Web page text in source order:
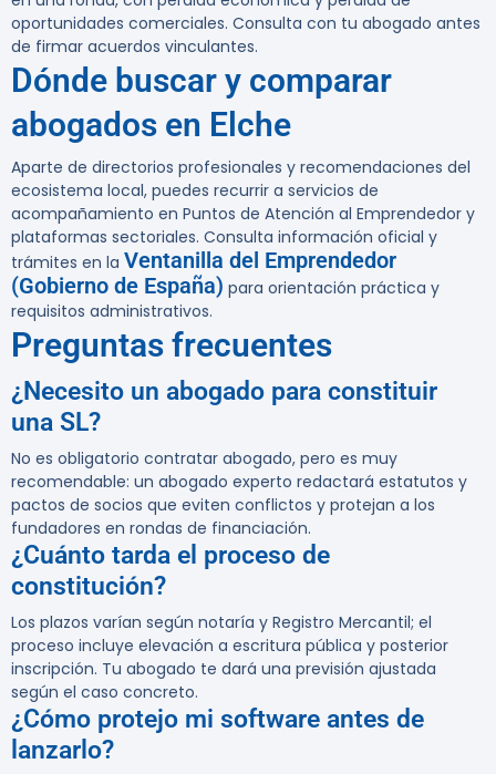
oportunidades comerciales. Consulta con tu abogado antes
de firmar acuerdos vinculantes.
Dónde buscar y comparar
abogados en Elche
Aparte de directorios profesionales y recomendaciones del
ecosistema local, puedes recurrir a servicios de
acompañamiento en Puntos de Atención al Emprendedor y
plataformas sectoriales. Consulta información oficial y
trámites en la Ventanilla del Emprendedor
(Gobierno de España) para orientación práctica y
requisitos administrativos.
Preguntas frecuentes
¿Necesito un abogado para constituir
una SL?
No es obligatorio contratar abogado, pero es muy
recomendable: un abogado experto redactará estatutos y
pactos de socios que eviten conflictos y protejan a los
fundadores en rondas de financiación.
¿Cuánto tarda el proceso de
constitución?
Los plazos varían según notaría y Registro Mercantil; el
proceso incluye elevación a escritura pública y posterior
inscripción. Tu abogado te dará una previsión ajustada
según el caso concreto.
¿Cómo protejo mi software antes de
lanzarlo?